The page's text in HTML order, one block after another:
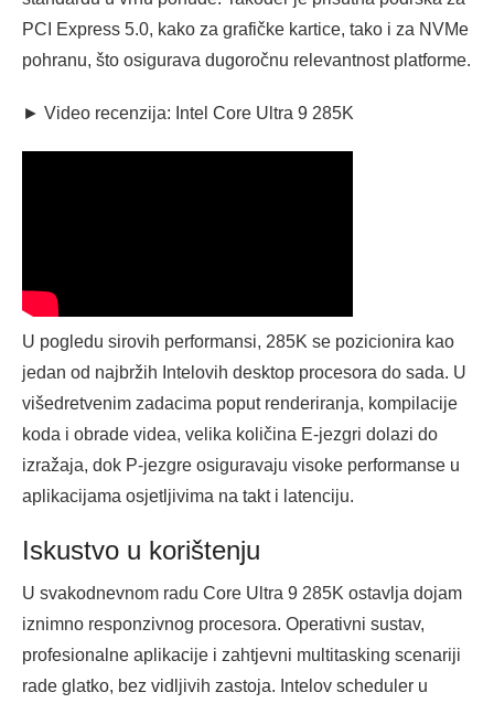
PCI Express 5.0, kako za grafičke kartice, tako i za NVMe
pohranu, što osigurava dugoročnu relevantnost platforme.
► Video recenzija: Intel Core Ultra 9 285K
U pogledu sirovih performansi, 285K se pozicionira kao
jedan od najbržih Intelovih desktop procesora do sada. U
višedretvenim zadacima poput renderiranja, kompilacije
koda i obrade videa, velika količina E-jezgri dolazi do
izražaja, dok P-jezgre osiguravaju visoke performanse u
aplikacijama osjetljivima na takt i latenciju.
Iskustvo u korištenju
U svakodnevnom radu Core Ultra 9 285K ostavlja dojam
iznimno responzivnog procesora. Operativni sustav,
profesionalne aplikacije i zahtjevni multitasking scenariji
rade glatko, bez vidljivih zastoja. Intelov scheduler u